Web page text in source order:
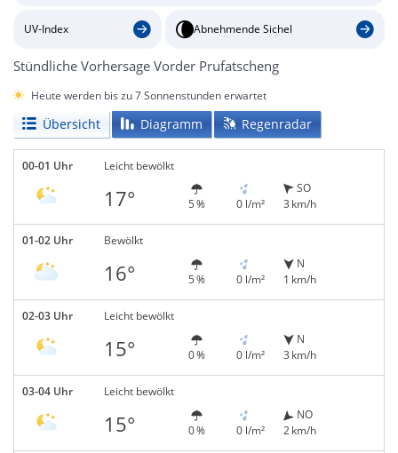
UV-Index Abnehmende Sichel
Stündliche Vorhersage Vorder Prufatscheng
Heute werden bis zu 7 Sonnenstunden erwartet
Übersicht Diagramm Regenradar
00-01 Uhr Leicht bewölkt
17° 5 % 0 l/m²
SO
3 km/h
01-02 Uhr Bewölkt
16° 5 % 0 l/m²
N
1 km/h
02-03 Uhr Leicht bewölkt
15° 0 % 0 l/m²
N
3 km/h
03-04 Uhr Leicht bewölkt
15° 0 % 0 l/m²
NO
2 km/h